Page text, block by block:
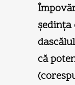
şedinţa
că